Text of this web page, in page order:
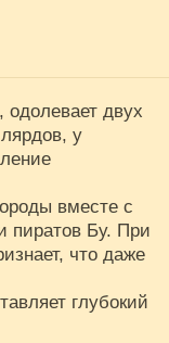
одолевает двух
у
вместе с
пиратов Бу. При
что даже
глубокий